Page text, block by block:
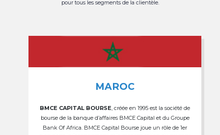
pour tous les segments de la clientèle.
MAROC
BMCE CAPITAL BOURSE , créée en 1995 est la société de
bourse de la banque d’affaires BMCE Capital et du Groupe
Bank Of Africa. BMCE Capital Bourse joue un rôle de 1er